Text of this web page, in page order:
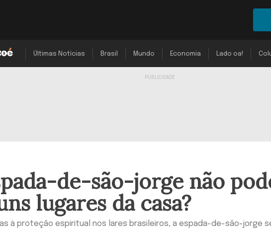
Últimas Notícias Brasil Mundo Economia Lado oa!
de-são-jorge não
lugares da casa?
à proteção espiritual nos lares brasileiros, a espada-de-são-jorge